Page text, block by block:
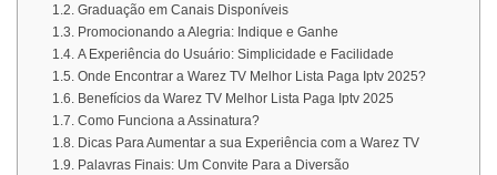
Graduação em Canais Disponíveis
Promocionando a Alegria: Indique e Ganhe
A Experiência do Usuário: Simplicidade e Facilidade
Onde Encontrar a Warez TV Melhor Lista Paga Iptv 2025?
Benefícios da Warez TV Melhor Lista Paga Iptv 2025
Como Funciona a Assinatura?
Dicas Para Aumentar a sua Experiência com a Warez TV
Palavras Finais: Um Convite Para a Diversão